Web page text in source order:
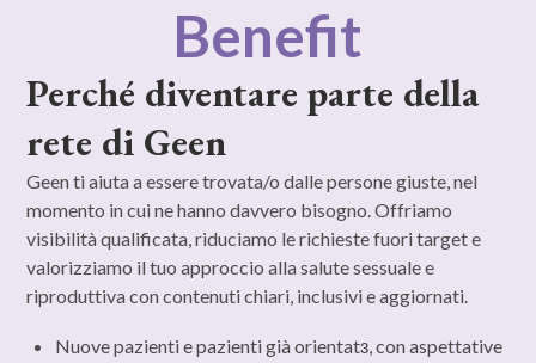
Benefit
Perché diventare parte della
rete di Geen
Geen ti aiuta a essere trovata/o dalle persone giuste, nel
momento in cui ne hanno davvero bisogno. Offriamo
visibilità qualificata, riduciamo le richieste fuori target e
valorizziamo il tuo approccio alla salute sessuale e
riproduttiva con contenuti chiari, inclusivi e aggiornati.
Nuove pazienti e pazienti già orientatɜ, con aspettative